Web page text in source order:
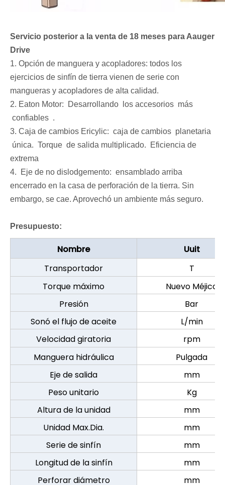
Servicio posterior a la venta de 18 meses para Aauger
Drive
1. Opción de manguera y acopladores: todos los
ejercicios de sinfín de tierra vienen de serie con
mangueras y acopladores de alta calidad.
2. Eaton Motor: Desarrollando los accesorios más
confiables .
3. Caja de cambios Ericylic: caja de cambios planetaria
única. Torque de salida multiplicado. Eficiencia de
extrema
4. Eje de no dislodgemento: ensamblado arriba
encerrado en la casa de perforación de la tierra. Sin
embargo, se cae. Aprovechó un ambiente más seguro.
Presupuesto:
Nombre
Uuit
Transportador
T
Torque máximo
Nuevo Méjico
Presión
Bar
Sonó el flujo de aceite
L/min
Velocidad giratoria
rpm
Manguera hidráulica
Pulgada
Eje de salida
mm
Peso unitario
Kg
Altura de la unidad
mm
Unidad Max.Dia.
mm
Serie de sinfín
mm
Longitud de la sinfín
mm
Perforar diámetro
mm